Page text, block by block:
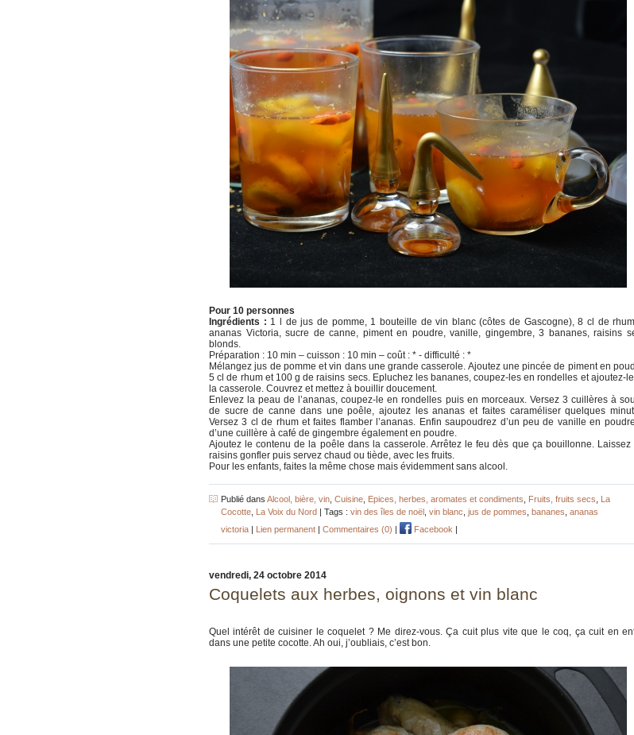
Pour 10 personnes
Ingrédients : 1 l de jus de pomme, 1 bouteille de vin blanc (côtes de Gascogne), 8 cl de
ananas Victoria, sucre de canne, piment en poudre, vanille, gingembre, 3 bananes, raisins
blonds.
Préparation : 10 min – cuisson : 10 min – coût : * - difficulté : *
Mélangez jus de pomme et vin dans une grande casserole. Ajoutez une pincée de piment en
5 cl de rhum et 100 g de raisins secs. Epluchez les bananes, coupez-les en rondelles et ajoutez-
la casserole. Couvrez et mettez à bouillir doucement.
Enlevez la peau de l’ananas, coupez-le en rondelles puis en morceaux. Versez 3 cuillères à
de sucre de canne dans une poêle, ajoutez les ananas et faites caraméliser quelques
Versez 3 cl de rhum et faites flamber l’ananas. Enfin saupoudrez d’un peu de vanille en
d’une cuillère à café de gingembre également en poudre.
Ajoutez le contenu de la poêle dans la casserole. Arrêtez le feu dès que ça bouillonne. Laissez
raisins gonfler puis servez chaud ou tiède, avec les fruits.
Pour les enfants, faites la même chose mais évidemment sans alcool.
Publié dans Alcool, bière, vin Cuisine Epices, herbes, aromates et condiments Fruits, fruits secs
La
Cocotte
La Voix du Nord | Tags : vin des îles de noël vin blanc jus de pommes bananes ananas
victoria
Lien permanent Commentaires (0) Facebook
vendredi, 24 octobre 2014
Coquelets aux herbes, oignons et vin blanc
Quel intérêt de cuisiner le coquelet ? Me direz-vous. Ça cuit plus vite que le coq, ça cuit en
dans une petite cocotte. Ah oui, j’oubliais, c’est bon.